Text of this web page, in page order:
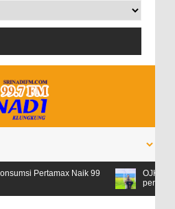
Naik 99
OJK targetkan
persen